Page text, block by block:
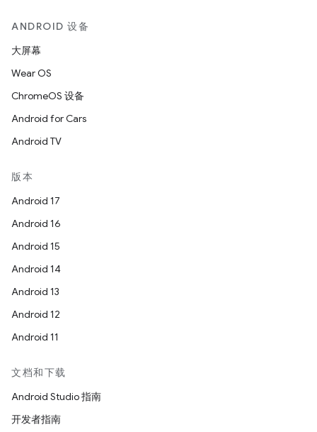
ANDROID 设备
大屏幕
Wear OS
ChromeOS 设备
Android for Cars
Android TV
版本
Android 17
Android 16
Android 15
Android 14
Android 13
Android 12
Android 11
文档和下载
Android Studio 指南
开发者指南